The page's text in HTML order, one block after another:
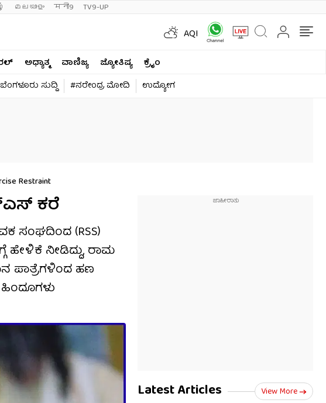
മലയാളം मनी9 TV9-UP
AQI
ಅಧ್ಯಾತ್ಮ ವಾಣಿಜ್ಯ ಜ್ಯೋತಿಷ್ಯ
ಕ್ರೈಂ
ಸುದ್ದಿ #ನರೇಂದ್ರ ಮೋದಿ ಉದ್ಯೋಗ
Restraint
ಕರೆ
ಸಂಘದಿಂದ (RSS)
ನೀಡಿದ್ದು, ರಾಮ
ಪಾತ್ರೆಗಳಿಂದ ಹಣ
Latest Articles View More